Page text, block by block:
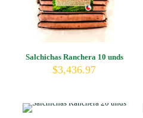
Salchichas Ranchera 10 unds
$3,436.97